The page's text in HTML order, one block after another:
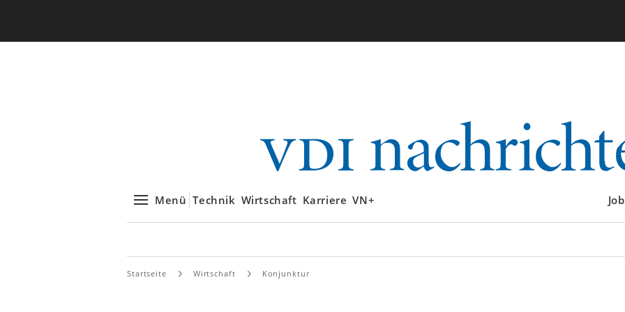
Menü Technik Wirtschaft Karriere VN+
Startseite Wirtschaft Konjunktur